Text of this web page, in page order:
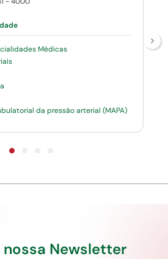
Médicas
da pressão arterial (MAPA)
Newsletter